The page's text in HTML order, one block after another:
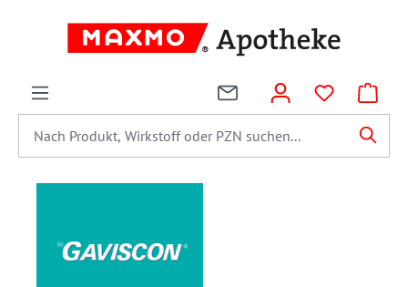
springen